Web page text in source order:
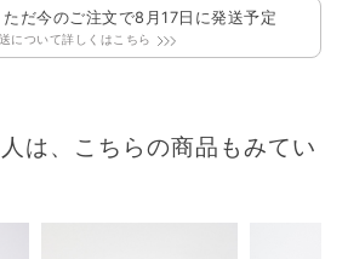
ただ今のご注文で8月17日 に発送予定
について詳しくはこちら
は、こちらの商品もみてい